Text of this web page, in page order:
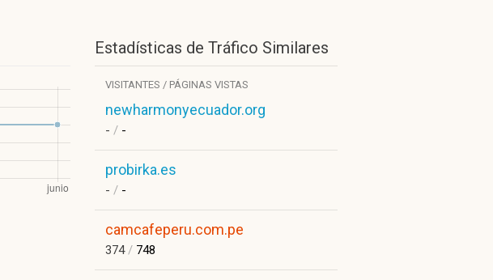
Estadísticas de Tráfico Similares
VISITANTES / PÁGINAS VISTAS
newharmonyecuador.org
- / -
probirka.es
- / -
camcafeperu.com.pe
374/ 748